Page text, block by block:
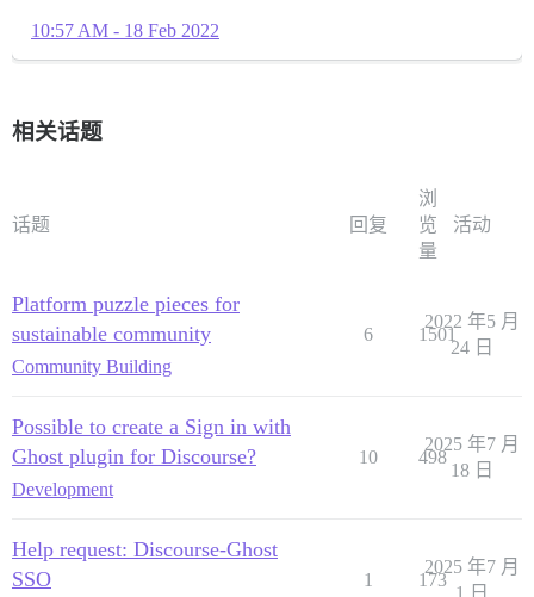
10:57 AM - 18 Feb 2022
相关话题
话题 回复
浏
览
量
活动
Platform puzzle pieces for
sustainable community
Community Building
6 1501
2022 年5 月
24 日
Possible to create a Sign in with
Ghost plugin for Discourse?
Development
10 498
2025 年7 月
18 日
Help request: Discourse-Ghost
SSO
1 173
2025 年7 月
1 日